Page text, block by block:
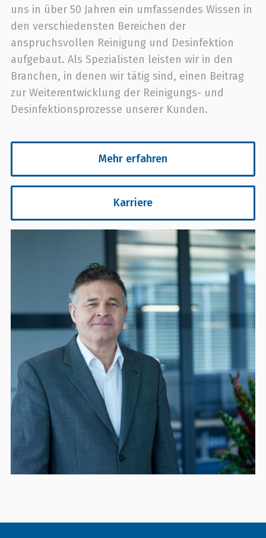
uns in über 50 Jahren ein umfassendes Wissen in
den verschiedensten Bereichen der
anspruchsvollen Reinigung und Desinfektion
aufgebaut. Als Spezialisten leisten wir in den
Branchen, in denen wir tätig sind, einen Beitrag
zur Weiterentwicklung der Reinigungs- und
Desinfektionsprozesse unserer Kunden.
Mehr erfahren
Karriere